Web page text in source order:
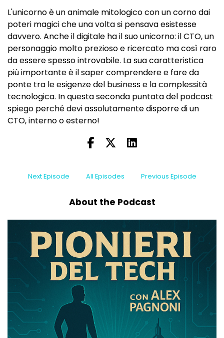
L'unicorno è un animale mitologico con un corno dai
poteri magici che una volta si pensava esistesse
davvero. Anche il digitale ha il suo unicorno: il CTO, un
personaggio molto prezioso e ricercato ma così raro
da essere spesso introvabile. La sua caratteristica
più importante è il saper comprendere e fare da
ponte tra le esigenze del business e la complessità
tecnologica. In questa seconda puntata del podcast
spiego perché devi assolutamente disporre di un
CTO, interno o esterno!
Next Episode All Episodes Previous Episode
About the Podcast